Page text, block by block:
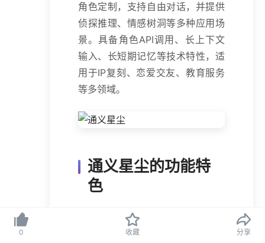
0 收藏 分享
角色定制，支持自由对话，并提供
侦探推理、情感树洞等多种应用场
景。具备角色API调用、长上下文
输入、长短期记忆等技术特性，适
用于IP复刻、恋爱交友、教育服务
等多领域。
通义星尘的功能特
色
角色定制与创建
由定义角色的外貌、性格、背